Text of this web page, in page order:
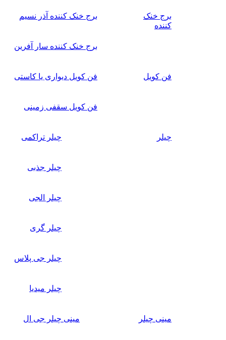
برج خنک
کننده
برج خنک کننده آذر نسیم
برج خنک کننده سار آفرین
فن کویل فن کویل دیواری یا کاستی
فن کویل سقفی زمینی
چیلر چیلر تراکمی
چیلر جذبی
چیلر الجی
چیلر گری
چیلر جی پلاس
چیلر میدیا
مینی چیلر مینی چیلر جی ال